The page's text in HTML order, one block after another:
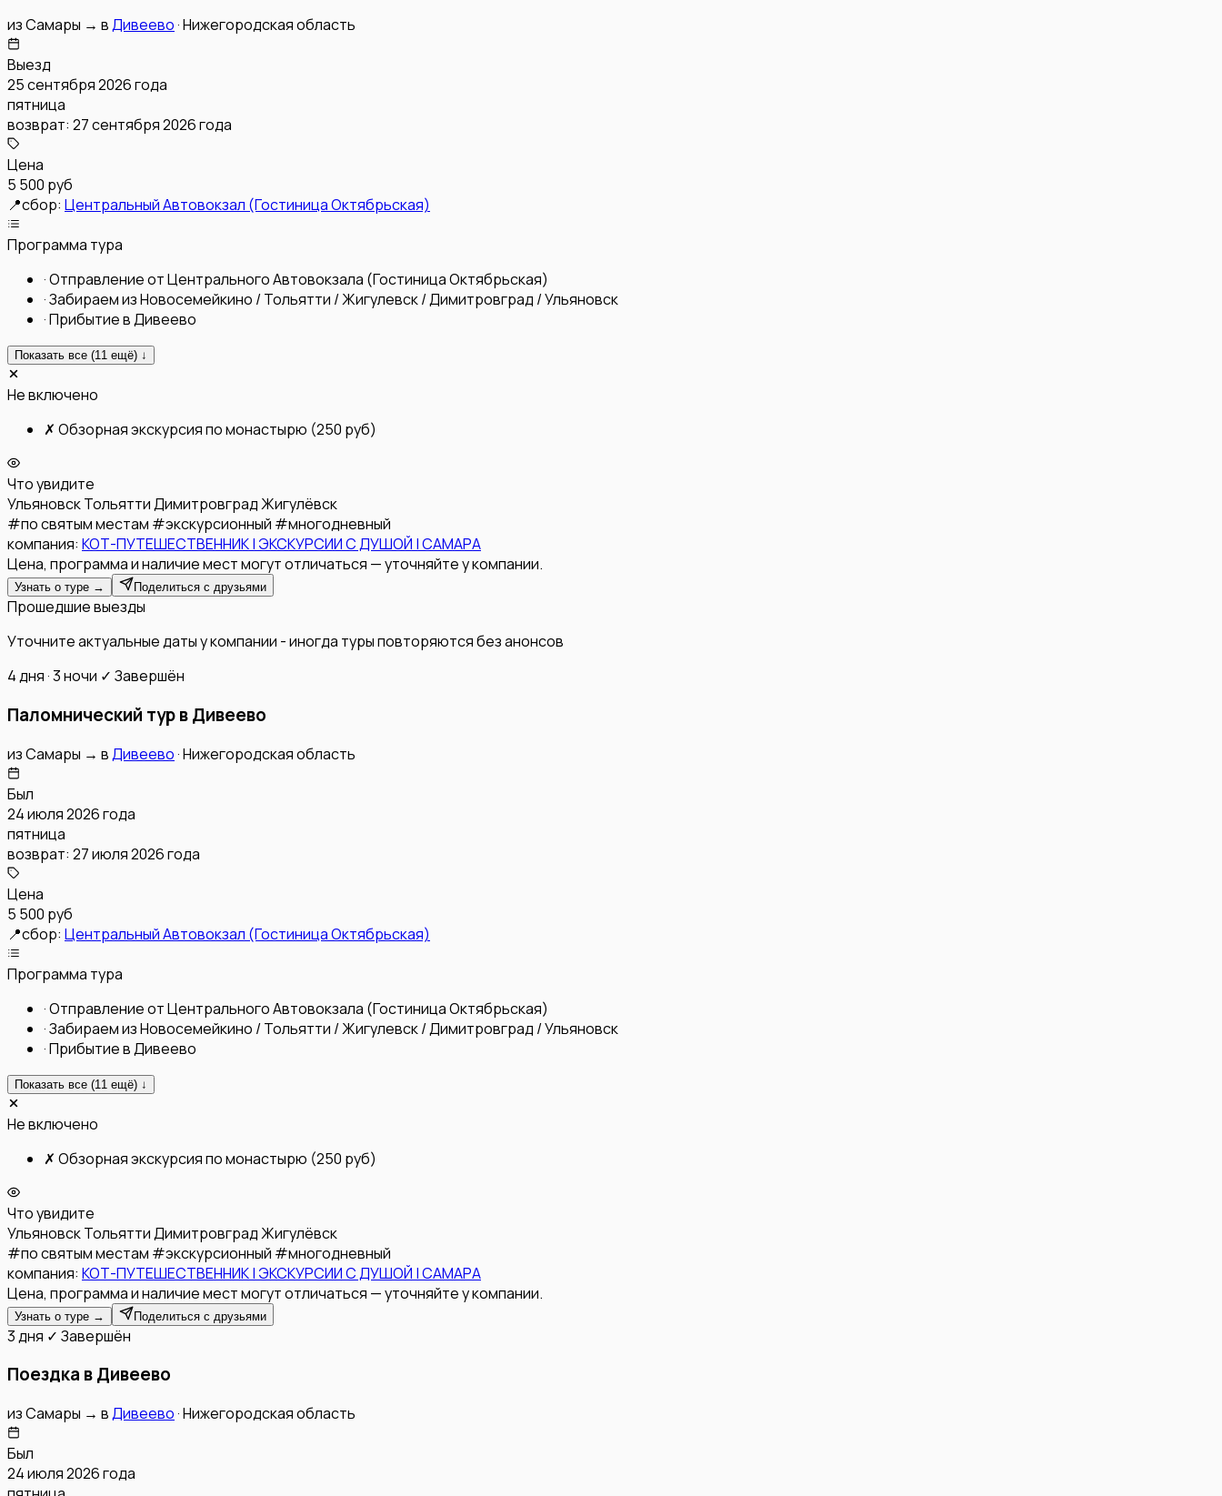
изСамары → вДивеево·Нижегородская область
Выезд
25 сентября 2026 года
пятница
возврат: 27 сентября 2026 года
Цена
5 500 руб
📍сбор: Центральный Автовокзал (Гостиница Октябрьская)
Программа тура
·Отправление от Центрального Автовокзала (Гостиница Октябрьская)
·Забираем из Новосемейкино / Тольятти / Жигулевск / Димитровград / Ульяновск
·Прибытие в Дивеево
Показать все (11 ещё) ↓
Не включено
✗ Обзорная экскурсия по монастырю (250 руб)
Что увидите
УльяновскТольяттиДимитровградЖигулёвск
#по святым местам #экскурсионный #многодневный
компания: КОТ-ПУТЕШЕСТВЕННИК | ЭКСКУРСИИ С ДУШОЙ | САМАРА
Цена, программа и наличие мест могут отличаться — уточняйте у компании.
Узнать о туре → Поделиться с друзьями
Прошедшие выезды
Уточните актуальные даты у компании - иногда туры повторяются без анонсов
4 дня · 3 ночи ✓ Завершён
Паломнический тур в Дивеево
изСамары → вДивеево·Нижегородская область
Был
24 июля 2026 года
пятница
возврат: 27 июля 2026 года
Цена
5 500 руб
📍сбор: Центральный Автовокзал (Гостиница Октябрьская)
Программа тура
·Отправление от Центрального Автовокзала (Гостиница Октябрьская)
·Забираем из Новосемейкино / Тольятти / Жигулевск / Димитровград / Ульяновск
·Прибытие в Дивеево
Показать все (11 ещё) ↓
Не включено
✗ Обзорная экскурсия по монастырю (250 руб)
Что увидите
УльяновскТольяттиДимитровградЖигулёвск
#по святым местам #экскурсионный #многодневный
компания: КОТ-ПУТЕШЕСТВЕННИК | ЭКСКУРСИИ С ДУШОЙ | САМАРА
Цена, программа и наличие мест могут отличаться — уточняйте у компании.
Узнать о туре → Поделиться с друзьями
3 дня ✓ Завершён
Поездка в Дивеево
изСамары → вДивеево·Нижегородская область
Был
24 июля 2026 года